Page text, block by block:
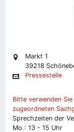
Markt 1
39218
Pressestelle
Bitte verwenden
zugeordneten
Sprechzeiten der
Mo.: 13 - 15 Uhr